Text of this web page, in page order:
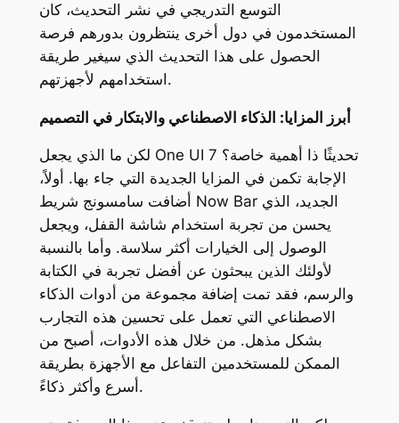
التوسع التدريجي في نشر التحديث، كان
المستخدمون في دول أخرى ينتظرون بدورهم فرصة
الحصول على هذا التحديث الذي سيغير طريقة
استخدامهم لأجهزتهم.
أبرز المزايا: الذكاء الاصطناعي والابتكار في التصميم
لكن ما الذي يجعل One UI 7 تحديثًا ذا أهمية خاصة؟
الإجابة تكمن في المزايا الجديدة التي جاء بها. أولاً،
أضافت سامسونج شريط Now Bar الجديد، الذي
يحسن من تجربة استخدام شاشة القفل، ويجعل
الوصول إلى الخيارات أكثر سلاسة. وأما بالنسبة
لأولئك الذين يبحثون عن أفضل تجربة في الكتابة
والرسم، فقد تمت إضافة مجموعة من أدوات الذكاء
الاصطناعي التي تعمل على تحسين هذه التجارب
بشكل مذهل. من خلال هذه الأدوات، أصبح من
الممكن للمستخدمين التفاعل مع الأجهزة بطريقة
أسرع وأكثر ذكاءً.